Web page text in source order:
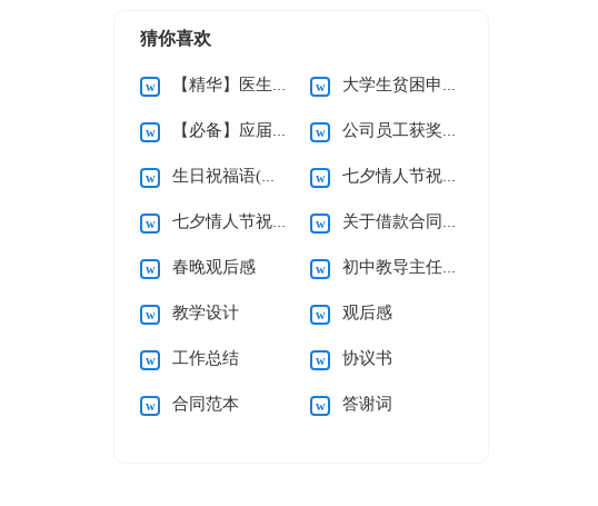
猜你喜欢
【精华】医生的辞职报告三篇 大学生贫困申请书(精选15篇)
【必备】应届生求职信四篇 公司员工获奖感言
生日祝福语(精选15篇) 七夕情人节祝福语汇编15篇
七夕情人节祝福语汇编15篇 关于借款合同合集15篇
春晚观后感 初中教导主任个人述职报告
教学设计 观后感
工作总结 协议书
合同范本 答谢词